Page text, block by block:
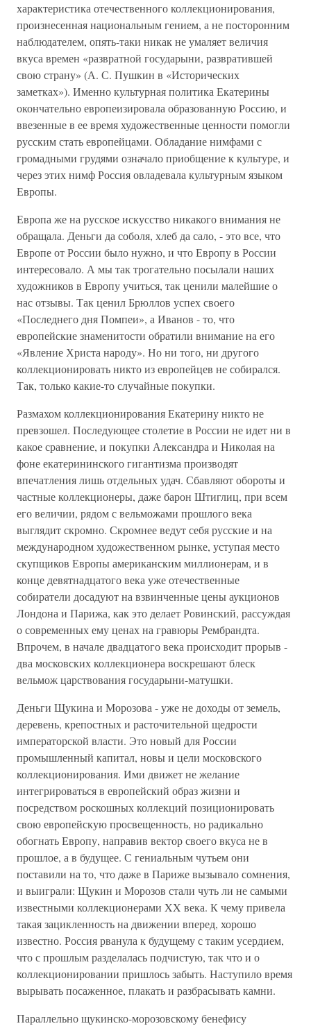
характеристика отечественного коллекционирования,
произнесенная национальным гением, а не посторонним
наблюдателем, опять-таки никак не умаляет величия
вкуса времен «развратной государыни, развратившей
свою страну» (А. С. Пушкин в «Исторических
заметках»). Именно культурная политика Екатерины
окончательно европеизировала образованную Россию, и
ввезенные в ее время художественные ценности помогли
русским стать европейцами. Обладание нимфами с
громадными грудями означало приобщение к культуре, и
через этих нимф Россия овладевала культурным языком
Европы.
Европа же на русское искусство никакого внимания не
обращала. Деньги да соболя, хлеб да сало, - это все, что
Европе от России было нужно, и что Европу в России
интересовало. А мы так трогательно посылали наших
художников в Европу учиться, так ценили малейшие о
нас отзывы. Так ценил Брюллов успех своего
«Последнего дня Помпеи», а Иванов - то, что
европейские знаменитости обратили внимание на его
«Явление Христа народу». Но ни того, ни другого
коллекционировать никто из европейцев не собирался.
Так, только какие-то случайные покупки.
Размахом коллекционирования Екатерину никто не
превзошел. Последующее столетие в России не идет ни в
какое сравнение, и покупки Александра и Николая на
фоне екатерининского гигантизма производят
впечатления лишь отдельных удач. Сбавляют обороты и
частные коллекционеры, даже барон Штиглиц, при всем
его величии, рядом с вельможами прошлого века
выглядит скромно. Скромнее ведут себя русские и на
международном художественном рынке, уступая место
скупщиков Европы американским миллионерам, и в
конце девятнадцатого века уже отечественные
собиратели досадуют на взвинченные цены аукционов
Лондона и Парижа, как это делает Ровинский, рассуждая
о современных ему ценах на гравюры Рембрандта.
Впрочем, в начале двадцатого века происходит прорыв -
два московских коллекционера воскрешают блеск
вельмож царствования государыни-матушки.
Деньги Щукина и Морозова - уже не доходы от земель,
деревень, крепостных и расточительной щедрости
императорской власти. Это новый для России
промышленный капитал, новы и цели московского
коллекционирования. Ими движет не желание
интегрироваться в европейский образ жизни и
посредством роскошных коллекций позиционировать
свою европейскую просвещенность, но радикально
обогнать Европу, направив вектор своего вкуса не в
прошлое, а в будущее. С гениальным чутьем они
поставили на то, что даже в Париже вызывало сомнения,
и выиграли: Щукин и Морозов стали чуть ли не самыми
известными коллекционерами XX века. К чему привела
такая зацикленность на движении вперед, хорошо
известно. Россия рванула к будущему с таким усердием,
что с прошлым разделалась подчистую, так что и о
коллекционировании пришлось забыть. Наступило время
вырывать посаженное, плакать и разбрасывать камни.
Параллельно щукинско-морозовскому бенефису